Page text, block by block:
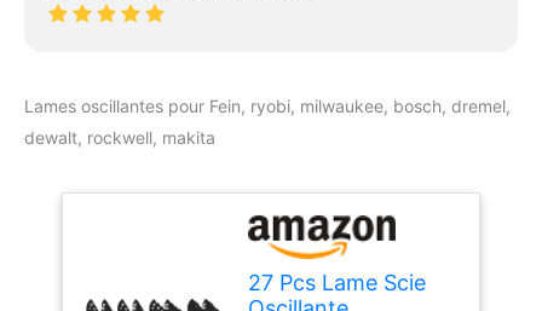
forte sollicitation. Le Soft
vitesse d’oscillation
réglable jusqu’à 21.000
tr/min s’adapte à tous les
matériaux
Prise en
Lames oscillantes pour Fein, ryobi, milwaukee, bosch, dremel,
dewalt, rockwell, makita
27 Pcs Lame Scie